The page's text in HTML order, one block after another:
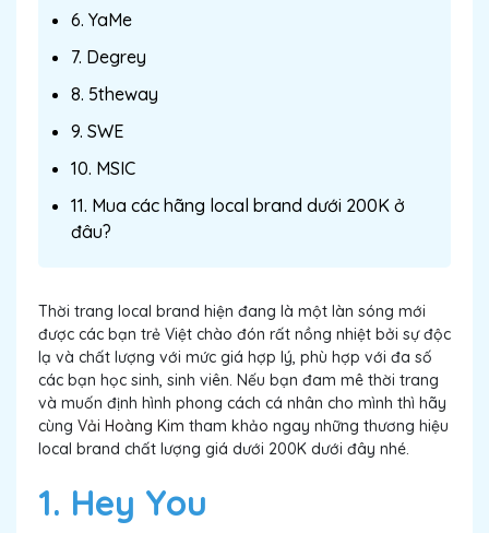
6. YaMe
7. Degrey
8. 5theway
9. SWE
10. MSIC
11. Mua các hãng local brand dưới 200K ở
đâu?
Thời trang local brand hiện đang là một làn sóng mới
được các bạn trẻ Việt chào đón rất nồng nhiệt bởi sự độc
lạ và chất lượng với mức giá hợp lý, phù hợp với đa số
các bạn học sinh, sinh viên. Nếu bạn đam mê thời trang
và muốn định hình phong cách cá nhân cho mình thì hãy
cùng Vải Hoàng Kim tham khảo ngay những thương hiệu
local brand chất lượng giá dưới 200K dưới đây nhé.
1. Hey You